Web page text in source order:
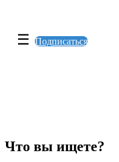
☰ Подписаться
Что вы ищете?